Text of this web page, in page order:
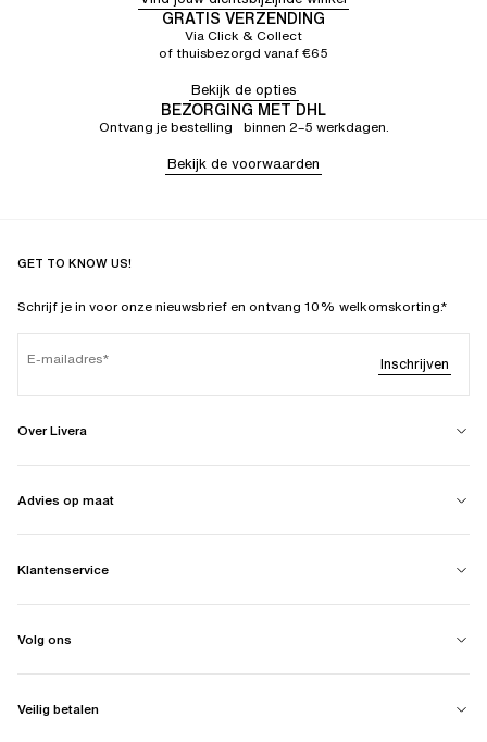
GRATIS VERZENDING
Via Click & Collect
of thuisbezorgd vanaf €65
Bekijk de opties
BEZORGING MET DHL
Ontvang je bestelling binnen 2–5 werkdagen.
Bekijk de voorwaarden
GET TO KNOW US!
Schrijf je in voor onze nieuwsbrief en ontvang 10% welkomskorting.*
E-mailadres Inschrijven
Over Livera
Advies op maat
Klantenservice
Volg ons
Veilig betalen